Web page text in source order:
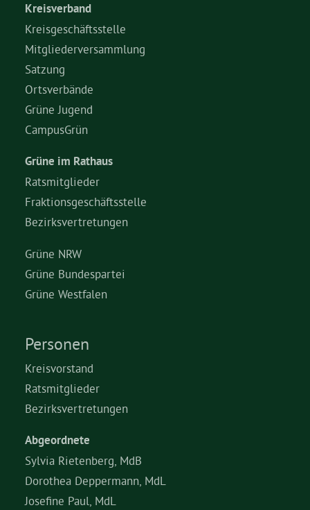
Kreisverband
Kreisgeschäftsstelle
Mitgliederversammlung
Satzung
Ortsverbände
Grüne Jugend
CampusGrün
Grüne im Rathaus
Ratsmitglieder
Fraktionsgeschäftsstelle
Bezirksvertretungen
Grüne NRW
Grüne Bundespartei
Grüne Westfalen
Personen
Kreisvorstand
Ratsmitglieder
Bezirksvertretungen
Abgeordnete
Sylvia Rietenberg, MdB
Dorothea Deppermann, MdL
Josefine Paul, MdL